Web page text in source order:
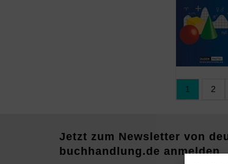
1 2
Jetzt zum Newsletter von
buchhandlung.de anmelden